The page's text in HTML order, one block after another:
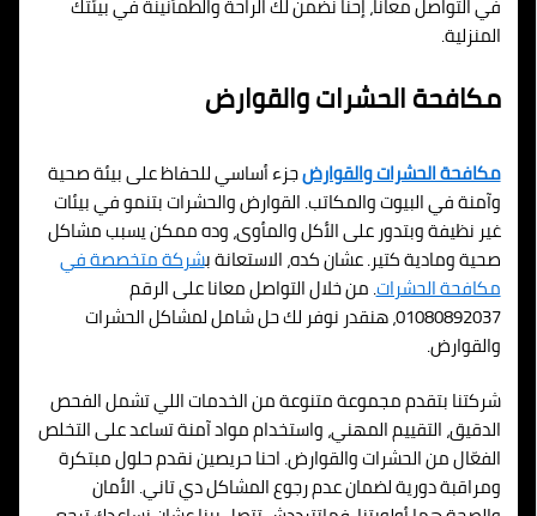
في التواصل معانا، إحنا نضمن لك الراحة والطمأنينة في بيئتك
المنزلية.
مكافحة الحشرات والقوارض
مكافحة الحشرات والقوارضجزء أساسي للحفاظ على بيئة صحية
وآمنة في البيوت والمكاتب. القوارض والحشرات بتنمو في بيئات
غير نظيفة وبتدور على الأكل والمأوى، وده ممكن يسبب مشاكل
صحية ومادية كتير. عشان كده، الاستعانة بشركة متخصصة في
مكافحة الحشرات. من خلال التواصل معانا على الرقم
01080892037، هنقدر نوفر لك حل شامل لمشاكل الحشرات
والقوارض.
شركتنا بتقدم مجموعة متنوعة من الخدمات اللي تشمل الفحص
الدقيق، التقييم المهني، واستخدام مواد آمنة تساعد على التخلص
الفعّال من الحشرات والقوارض. احنا حريصين نقدم حلول مبتكرة
ومراقبة دورية لضمان عدم رجوع المشاكل دي تاني. الأمان